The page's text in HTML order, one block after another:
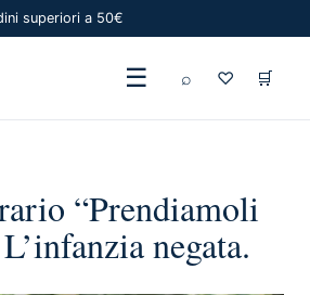
superiori a 50€
☰ ⌕ ♡ 🛒
“Prendiamoli
negata.